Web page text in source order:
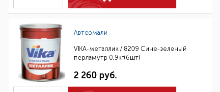
Автоэмали
VIKA-металлик / 8209 Сине-зеленый
перламутр 0,9кг(6шт)
2 260 руб.